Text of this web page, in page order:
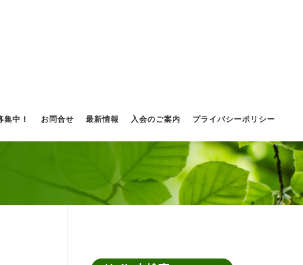
集中！ お問合せ 最新情報 入会のご案内 プライバシーポリシー